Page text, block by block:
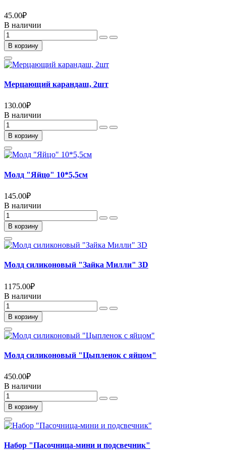
45.00₽
В наличии
В корзину
Мерцающий карандаш, 2шт
130.00₽
В наличии
В корзину
Молд "Яйцо" 10*5,5см
145.00₽
В наличии
В корзину
Молд силиконовый "Зайка Милли" 3D
1175.00₽
В наличии
В корзину
Молд силиконовый "Цыпленок с яйцом"
450.00₽
В наличии
В корзину
Набор "Пасочница-мини и подсвечник"